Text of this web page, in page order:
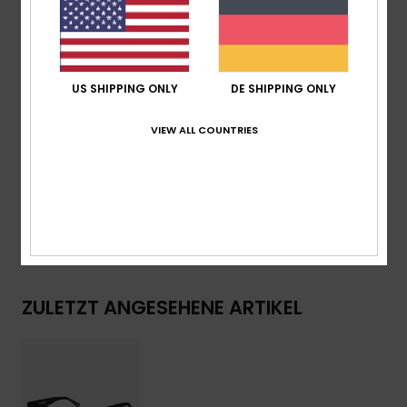
Rahmen:Gespritzter Rahmen aus Bio-Nylon
Bedeckung:4 Base Wrap-Bedeckung
Weitere Merkmale:Kat. 3
Etui aus recycelten Plastikflaschen
Download derKonformitätserklärung
Zusammensetzung[Hauptmaterial] 50 % Bio-Nylon, 50
ZULETZT ANGESEHENE ARTIKEL
US SHIPPING ONLY DE SHIPPING ONLY
VIEW ALL COUNTRIES